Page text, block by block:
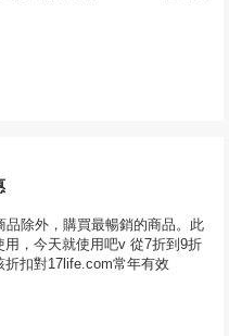
品除外，購買最暢銷的商品。此
，今天就使用吧v 從7折到9折
扣對17life.com常年有效